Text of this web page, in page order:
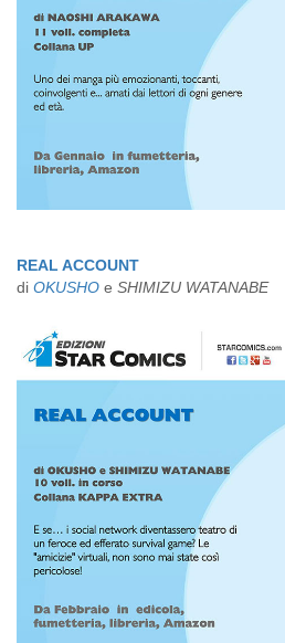
REAL ACCOUNT
di OKUSHO e SHIMIZU WATANABE